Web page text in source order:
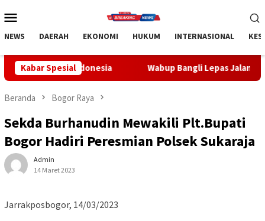
ke
Mobile
NEWS DAERAH EKONOMI HUKUM INTERNASIONAL
Kabar SpesialWabup Bangli Lepas Jalan Santai, Awali
Beranda Bogor Raya
Sekda Burhanudin Mewakili Plt.Bupati
Bogor Hadiri Peresmian Polsek Sukaraja
Admin
14 Maret 2023
Jarrakposbogor, 14/03/2023